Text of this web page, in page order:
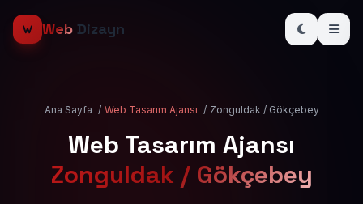
Web Dizayn
Ana Sayfa / Web Tasarım Ajansı / Zonguldak / Gökçebey
Web Tasarım Ajansı
Zonguldak / Gökçebey